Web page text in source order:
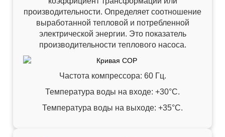
производительности. Определяет соотношение
выработанной тепловой и потребленной
электрической энергии. Это показатель
производительности теплового насоса.
Частота компрессора: 60 Гц.
Температура воды на входе: +30°C.
Температура воды на выходе: +35°C.